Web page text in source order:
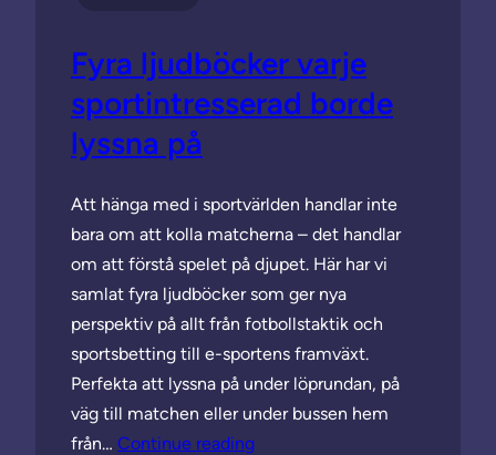
Fyra ljudböcker varje
sportintresserad borde
lyssna på
Att hänga med i sportvärlden handlar inte
bara om att kolla matcherna – det handlar
om att förstå spelet på djupet. Här har vi
samlat fyra ljudböcker som ger nya
perspektiv på allt från fotbollstaktik och
sportsbetting till e-sportens framväxt.
Perfekta att lyssna på under löprundan, på
väg till matchen eller under bussen hem
från… Continue reading